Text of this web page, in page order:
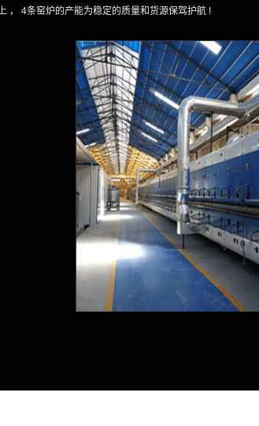
， 4条窑炉的产能为稳定的质量和货源保驾护航 !